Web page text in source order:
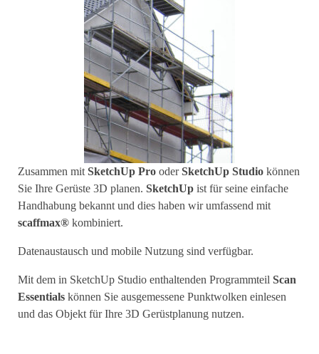
Zusammen mit SketchUp Pro oderSketchUp Studio können
Sie Ihre Gerüste 3D planen. SketchUp ist für seine einfache
Handhabung bekannt und dies haben wir umfassend mit
scaffmax® kombiniert.
Datenaustausch und mobile Nutzung sind verfügbar.
Mit dem in SketchUp Studio enthaltenden Programmteil Scan
Essentials können Sie ausgemessene Punktwolken einlesen
und das Objekt für Ihre 3D Gerüstplanung nutzen.